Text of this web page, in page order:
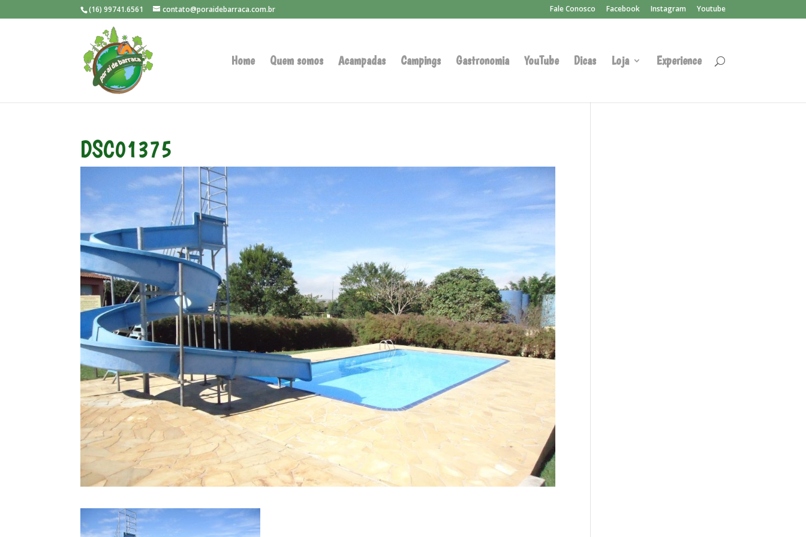
(16) 99741.6561 contato@poraidebarraca.com.br Fale Conosco Facebook Instagram Youtube
Home Quem somos Acampadas Campings Gastronomia YouTube Dicas Loja Experience
DSC01375